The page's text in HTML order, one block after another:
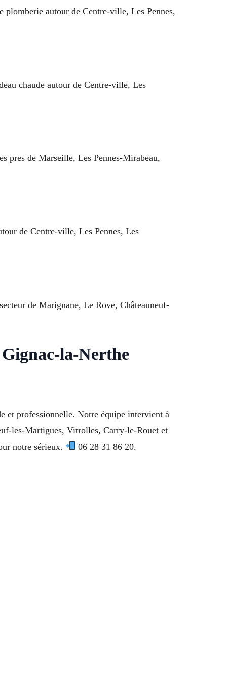
plomberie autour de Centre-ville, Les Pennes,
chaude autour de Centre-ville, Les
pres de Marseille, Les Pennes-Mirabeau,
de Centre-ville, Les Pennes, Les
de Marignane, Le Rove, Châteauneuf-
la-Nerthe
et professionnelle. Notre équipe intervient à
les-Martigues, Vitrolles, Carry-le-Rouet et
notre sérieux.
06 28 31 86 20.